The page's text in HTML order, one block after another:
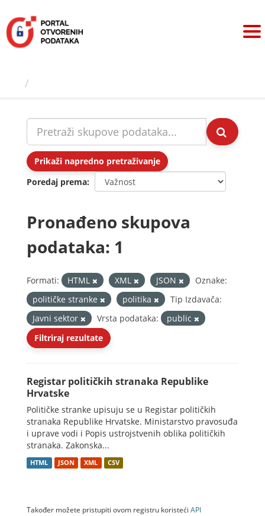
sadržaj
Prikaži napredno pretraživanje
Poredaj prema
Pronađeno skupova
podataka: 1
Formati: HTML XML JSON
Oznake:
političke stranke
politika
Tip Izdavača:
Javni sektor
Vrsta podataka:
public
Filtriraj rezultate
Registar političkih stranaka Republike
Hrvatske
Političke stranke upisuju se u Registar političkih
stranaka Republike Hrvatske. Ministarstvo pravosuđa
i uprave vodi i Popis ustrojstvenih oblika političkih
stranaka. Zakonska...
HTML JSON XML CSV
Također možete pristupiti ovom registru koristeći API